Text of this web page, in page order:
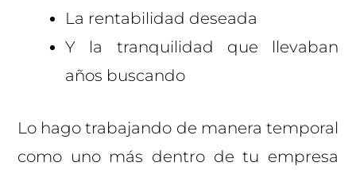
La rentabilidad deseada
Y la tranquilidad que llevaban
años buscando
Lo hago trabajando de manera temporal
como uno más dentro de tu empresa